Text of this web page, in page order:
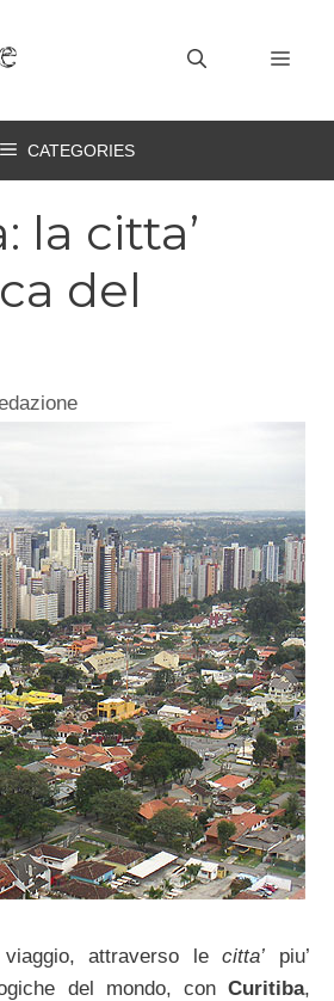
CATEGORIES
la citta’
del
attraverso lecitta’ piu’
del mondo, con Curitiba,